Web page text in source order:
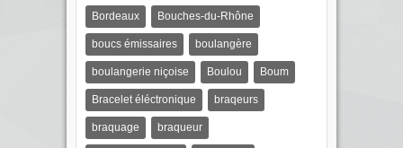
Bordeaux Bouches-du-Rhône
boucs émissaires boulangère
boulangerie niçoise Boulou Boum
Bracelet éléctronique braqeurs
braquage braqueur